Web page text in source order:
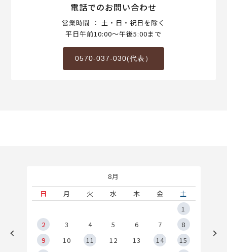
電話でのお問い合わせ
営業時間 ： 土・日・祝日を除く
平日午前10:00～午後5:00まで
0570-037-030(代表）
8月
日
月 火 水 木 金
土
1
2
3 4 5 6 7
8
9
10 11 12 13 14
15